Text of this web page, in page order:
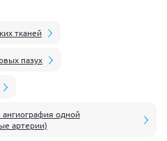
тканей
пазух
одной
артерии)